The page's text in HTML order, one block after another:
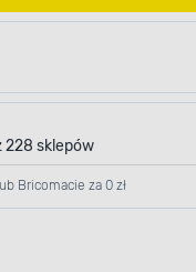
228 sklepów
Bricomacie za 0 zł